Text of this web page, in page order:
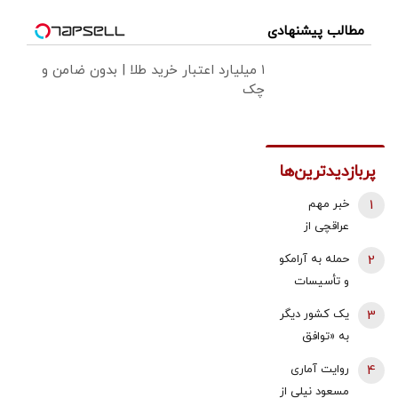
مطالب پیشنهادی
۱ میلیارد اعتبار خرید طلا | بدون ضامن و
چک
پربازدیدترین‌ها
خبر مهم
عراقچی از
نیروهای نظامی
عمان درباره
تنگه هرمز
1
حمله به آرامکو
و تأسیسات
واکنش وزارت
انرژی عربستان
به آتش سوزی
در پالایشگاه
2
یک کشور دیگر
به «توافق
پیوندد/ ترکیه
3
روایت آماری
مسعود نیلی از
4